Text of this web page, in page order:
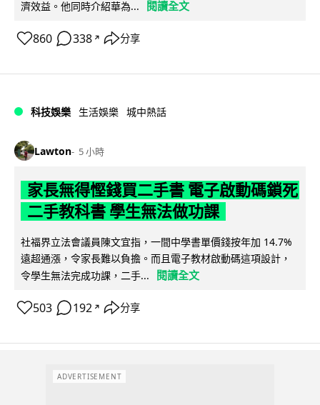
濟效益。他同時介紹華為... 閱讀全文
860 338 ↗ 分享
科技娛樂 生活娛樂 城中熱話
Lawton 5 小時
家長無得慳錢買二手書 電子啟動碼鎖死
二手教科書 學生無法做功課
社福界立法會議員陳文宜指，一間中學書單價錢按年加 14.7%
遠超通漲，令家長難以負擔。而且電子教材啟動碼這項設計，
令學生無法完成功課，二手...
閱讀全文
503 192 ↗ 分享
ADVERTISEMENT